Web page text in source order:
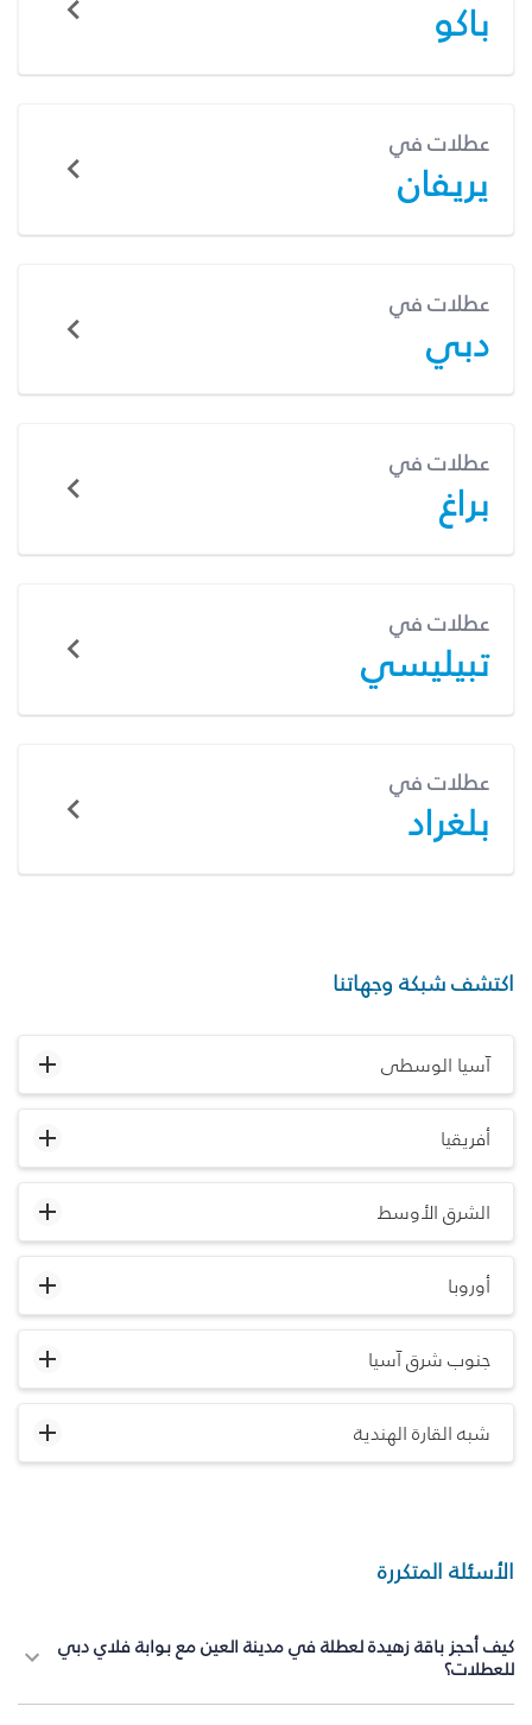
باكو
عطلات في
يريفان
عطلات في
دبي
عطلات في
براغ
عطلات في
تبيليسي
عطلات في
بلغراد
اكتشف شبكة وجهاتنا
آسيا الوسطى
أفريقيا
الشرق الأوسط
أوروبا
جنوب شرق آسيا
شبه القارة الهندية
الأسئلة المتكررة
كيف أحجز باقة زهيدة لعطلة في مدينة العين مع بوابة فلاي دبي
للعطلات؟